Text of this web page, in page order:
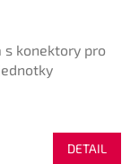
s konektory pro
DETAIL